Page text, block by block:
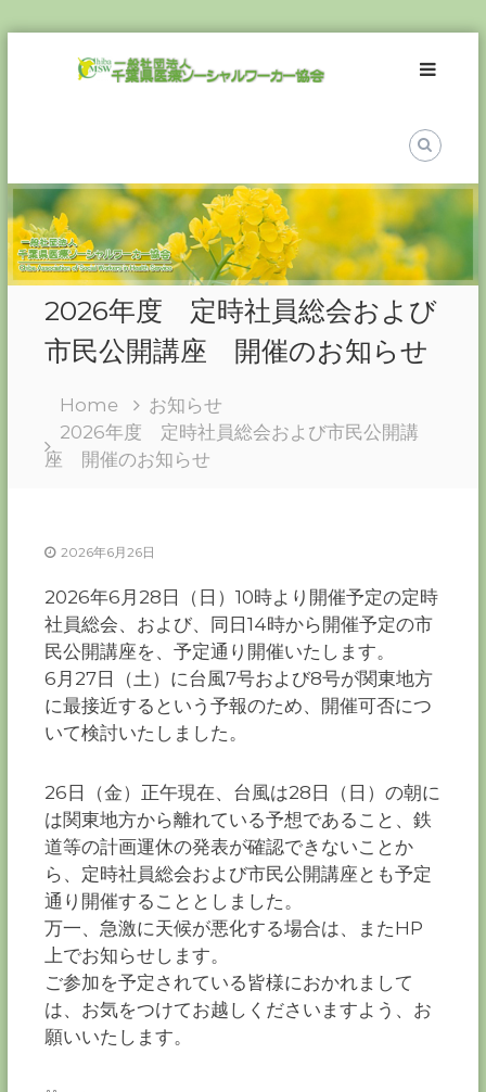
一
般
人
千
葉
県
医
療
ソ
ー
シ
ャ
ル
ワ
ー
会
－
つ
ぐ
つ
く
る
葉
の
力
－
2026年度 定時社員総会および
市民公開講座 開催のお知らせ
Home
お知らせ
2026年度 定時社員総会および市民公開講
座 開催のお知らせ
2026年6月26日
2026年6月28日（日）10時より開催予定の定時
社員総会、および、同日14時から開催予定の市
民公開講座を、予定通り開催いたします。
6月27日（土）に台風7号および8号が関東地方
に最接近するという予報のため、開催可否につ
いて検討いたしました。
26日（金）正午現在、台風は28日（日）の朝に
は関東地方から離れている予想であること、鉄
道等の計画運休の発表が確認できないことか
ら、定時社員総会および市民公開講座とも予定
通り開催することとしました。
万一、急激に天候が悪化する場合は、またHP
上でお知らせします。
ご参加を予定されている皆様におかれまして
は、お気をつけてお越しくださいますよう、お
願いいたします。